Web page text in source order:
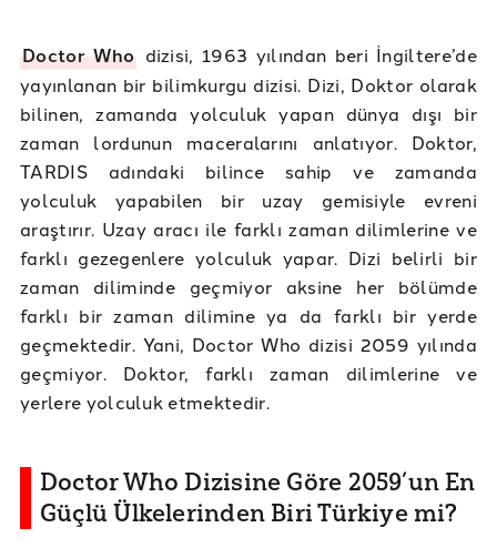
Doctor Who dizisi, 1963 yılından beri İngiltere’de
yayınlanan bir bilimkurgu dizisi. Dizi, Doktor olarak
bilinen, zamanda yolculuk yapan dünya dışı bir
zaman lordunun maceralarını anlatıyor. Doktor,
TARDIS adındaki bilince sahip ve zamanda
yolculuk yapabilen bir uzay gemisiyle evreni
araştırır. Uzay aracı ile farklı zaman dilimlerine ve
farklı gezegenlere yolculuk yapar. Dizi belirli bir
zaman diliminde geçmiyor aksine her bölümde
farklı bir zaman dilimine ya da farklı bir yerde
geçmektedir. Yani, Doctor Who dizisi 2059 yılında
geçmiyor. Doktor, farklı zaman dilimlerine ve
yerlere yolculuk etmektedir.
Doctor Who Dizisine Göre 2059’un En
Güçlü Ülkelerinden Biri Türkiye mi?